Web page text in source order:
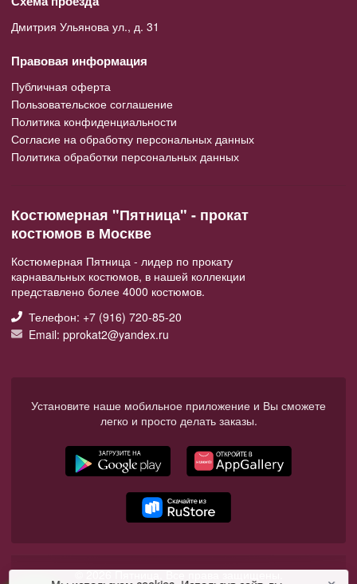
Дмитрия Ульянова ул., д. 31
Правовая информация
Публичная оферта
Пользовательское соглашение
Политика конфиденциальности
Согласие на обработку персональных данных
Политика обработки персональных данных
Костюмерная "Пятница" - прокат
костюмов в Москве
Костюмерная Пятница - лидер по прокату
карнавальных костюмов, в нашей коллекции
представлено более 4000 костюмов.
Телефон: +7 (916) 720-85-20
Email: pprokat2@yandex.ru
Установите наше мобильное приложение и Вы сможете
легко и просто делать заказы.
© 2026 Пятница. Все права защищены.